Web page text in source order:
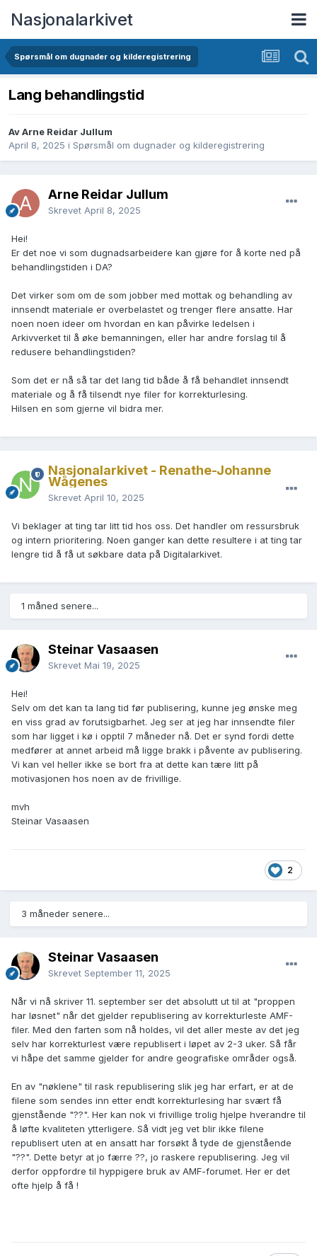
Nasjonalarkivet
Spørsmål om dugnader og kilderegistrering
Lang behandlingstid
Av Arne Reidar Jullum
April 8, 2025 i Spørsmål om dugnader og kilderegistrering
Arne Reidar Jullum
Skrevet April 8, 2025
Hei!
Er det noe vi som dugnadsarbeidere kan gjøre for å korte ned på
behandlingstiden i DA?
Det virker som om de som jobber med mottak og behandling av
innsendt materiale er overbelastet og trenger flere ansatte. Har
noen noen ideer om hvordan en kan påvirke ledelsen i
Arkivverket til å øke bemanningen, eller har andre forslag til å
redusere behandlingstiden?
Som det er nå så tar det lang tid både å få behandlet innsendt
materiale og å få tilsendt nye filer for korrekturlesing.
Hilsen en som gjerne vil bidra mer.
Nasjonalarkivet - Renathe-Johanne
Wågenes
Skrevet April 10, 2025
Vi beklager at ting tar litt tid hos oss. Det handler om ressursbruk
og intern prioritering. Noen ganger kan dette resultere i at ting tar
lengre tid å få ut søkbare data på Digitalarkivet.
1 måned senere...
Steinar Vasaasen
Skrevet Mai 19, 2025
Hei!
Selv om det kan ta lang tid før publisering, kunne jeg ønske meg
en viss grad av forutsigbarhet. Jeg ser at jeg har innsendte filer
som har ligget i kø i opptil 7 måneder nå. Det er synd fordi dette
medfører at annet arbeid må ligge brakk i påvente av publisering.
Vi kan vel heller ikke se bort fra at dette kan tære litt på
motivasjonen hos noen av de frivillige.
mvh
Steinar Vasaasen
2
3 måneder senere...
Steinar Vasaasen
Skrevet September 11, 2025
Når vi nå skriver 11. september ser det absolutt ut til at "proppen
har løsnet" når det gjelder republisering av korrekturleste AMF-
filer. Med den farten som nå holdes, vil det aller meste av det jeg
selv har korrekturlest være republisert i løpet av 2-3 uker. Så får
vi håpe det samme gjelder for andre geografiske områder også.
En av "nøklene" til rask republisering slik jeg har erfart, er at de
filene som sendes inn etter endt korrekturlesing har svært få
gjenstående "??". Her kan nok vi frivillige trolig hjelpe hverandre til
å løfte kvaliteten ytterligere. Så vidt jeg vet blir ikke filene
republisert uten at en ansatt har forsøkt å tyde de gjenstående
"??". Dette betyr at jo færre ??, jo raskere republisering. Jeg vil
derfor oppfordre til hyppigere bruk av AMF-forumet. Her er det
ofte hjelp å få !